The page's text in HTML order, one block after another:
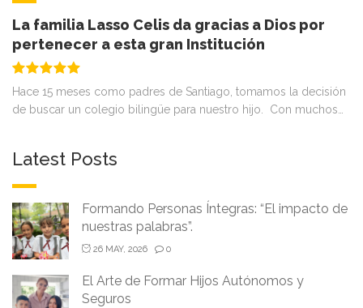
La familia Lasso Celis da gracias a Dios por
pertenecer a esta gran Institución
Hace 15 meses como padres de Santiago, tomamos la decisión
de buscar un colegio bilingüe para nuestro hijo. Con muchos…
Latest Posts
Formando Personas Íntegras: “El impacto de
nuestras palabras”.
26 MAY, 2026 0
El Arte de Formar Hijos Autónomos y
Seguros